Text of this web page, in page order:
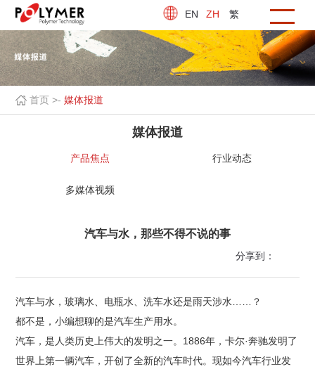
EN ZH 繁
首页 >-媒体报道
媒体报道
产品焦点 行业动态
多媒体视频
汽车与水，那些不得不说的事
分享到：
汽车与水，玻璃水、电瓶水、洗车水还是雨天涉水……？
都不是，小编想聊的是汽车生产用水。
汽车，是人类历史上伟大的发明之一。1886年，卡尔·奔驰发明了
世界上第一辆汽车，开创了全新的汽车时代。现如今汽车行业发